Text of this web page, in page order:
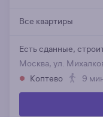
Все квартиры
Есть сданные,
Москва, ул.
Коптево
9